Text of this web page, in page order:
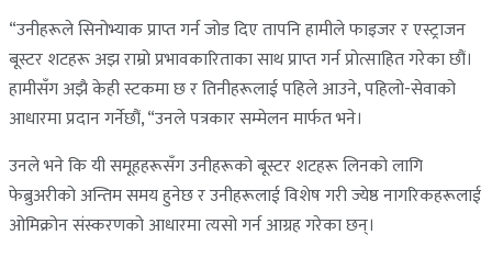
“उनीहरूले सिनोभ्याक प्राप्त गर्न जोड दिए तापनि हामीले फाइजर र एस्ट्राजन
बूस्टर शटहरू अझ राम्रो प्रभावकारिताका साथ प्राप्त गर्न प्रोत्साहित गरेका छौं।
हामीसँग अझै केही स्टकमा छ र तिनीहरूलाई पहिले आउने, पहिलो-सेवाको
आधारमा प्रदान गर्नेछौं, “उनले पत्रकार सम्मेलन मार्फत भने।
उनले भने कि यी समूहहरूसँग उनीहरूको बूस्टर शटहरू लिनको लागि
फेब्रुअरीको अन्तिम समय हुनेछ र उनीहरूलाई विशेष गरी ज्येष्ठ नागरिकहरूलाई
ओमिक्रोन संस्करणको आधारमा त्यसो गर्न आग्रह गरेका छन्।